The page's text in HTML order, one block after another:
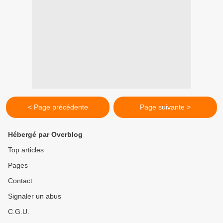
< Page précédente Page suivante >
Hébergé par Overblog
Top articles
Pages
Contact
Signaler un abus
C.G.U.